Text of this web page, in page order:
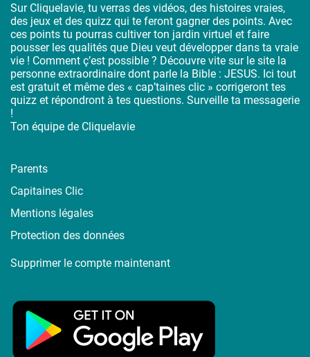
Sur Cliquelavie, tu verras des vidéos, des histoires vraies,
des jeux et des quizz qui te feront gagner des points. Avec
ces points tu pourras cultiver ton jardin virtuel et faire
pousser les qualités que Dieu veut développer dans ta vraie
vie ! Comment ç’est possible ? Découvre vite sur le site la
personne extraordinaire dont parle la Bible : JESUS. Ici tout
est gratuit et même des « cap’taines clic » corrigeront tes
quizz et répondront à tes questions. Surveille ta messagerie
!
Ton équipe de Cliquelavie
Parents
Capitaines Clic
Mentions légales
Protection des données
Supprimer le compte maintenant